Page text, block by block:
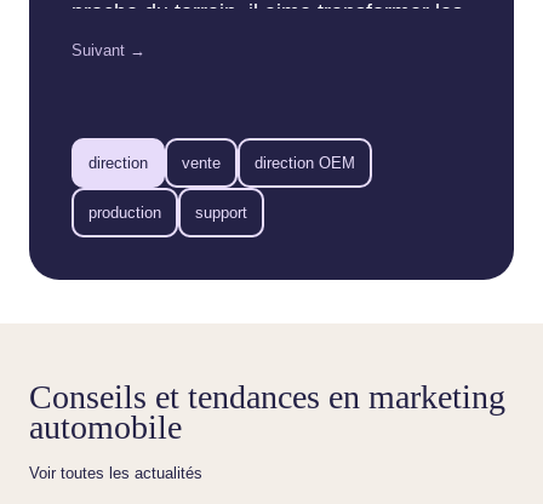
proche du terrain, il aime transformer les
données en actions simples pour les
le maximum du web… sans compliquer
la vie de personne.
Suivant →
direction vente direction OEM
production support
Conseils et tendances en marketing
automobile
Voir toutes les actualités